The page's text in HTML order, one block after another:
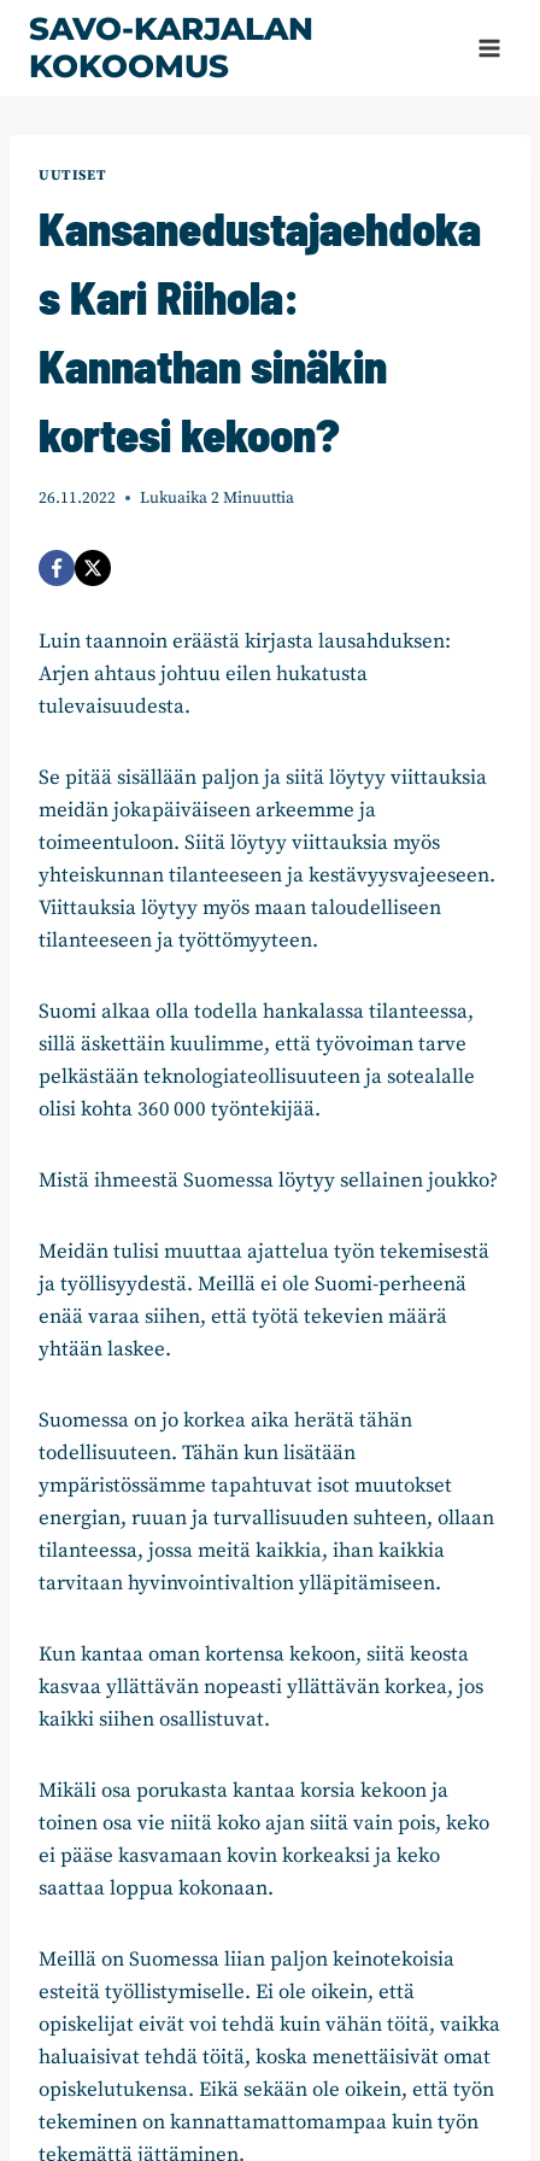
Siirry
sisältöön
SAVO-KARJALAN
KOKOOMUS
UUTISET
Kansanedustajaehdoka
s Kari Riihola:
Kannathan sinäkin
kortesi kekoon?
26.11.2022 Lukuaika2Minuuttia
Luin taannoin eräästä kirjasta lausahduksen:
Arjen ahtaus johtuu eilen hukatusta
tulevaisuudesta.
Se pitää sisällään paljon ja siitä löytyy viittauksia
meidän jokapäiväiseen arkeemme ja
toimeentuloon. Siitä löytyy viittauksia myös
yhteiskunnan tilanteeseen ja kestävyysvajeeseen.
Viittauksia löytyy myös maan taloudelliseen
tilanteeseen ja työttömyyteen.
Suomi alkaa olla todella hankalassa tilanteessa,
sillä äskettäin kuulimme, että työvoiman tarve
pelkästään teknologiateollisuuteen ja sotealalle
olisi kohta 360 000 työntekijää.
Mistä ihmeestä Suomessa löytyy sellainen joukko?
Meidän tulisi muuttaa ajattelua työn tekemisestä
ja työllisyydestä. Meillä ei ole Suomi-perheenä
enää varaa siihen, että työtä tekevien määrä
yhtään laskee.
Suomessa on jo korkea aika herätä tähän
todellisuuteen. Tähän kun lisätään
ympäristössämme tapahtuvat isot muutokset
energian, ruuan ja turvallisuuden suhteen, ollaan
tilanteessa, jossa meitä kaikkia, ihan kaikkia
tarvitaan hyvinvointivaltion ylläpitämiseen.
Kun kantaa oman kortensa kekoon, siitä keosta
kasvaa yllättävän nopeasti yllättävän korkea, jos
kaikki siihen osallistuvat.
Mikäli osa porukasta kantaa korsia kekoon ja
toinen osa vie niitä koko ajan siitä vain pois, keko
ei pääse kasvamaan kovin korkeaksi ja keko
saattaa loppua kokonaan.
Meillä on Suomessa liian paljon keinotekoisia
esteitä työllistymiselle. Ei ole oikein, että
opiskelijat eivät voi tehdä kuin vähän töitä, vaikka
haluaisivat tehdä töitä, koska menettäisivät omat
opiskelutukensa. Eikä sekään ole oikein, että työn
tekeminen on kannattamattomampaa kuin työn
tekemättä jättäminen.